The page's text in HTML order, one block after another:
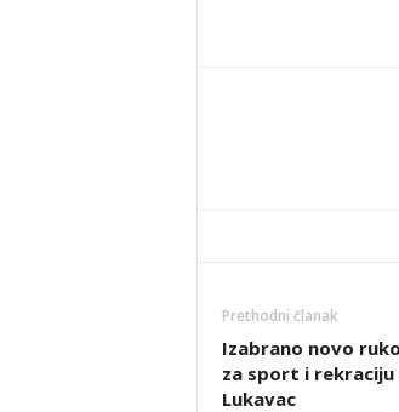
Prethodni članak
Izabrano novo
za sport i rekraciju
Lukavac